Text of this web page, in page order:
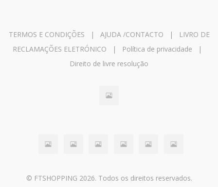
TERMOS E CONDIÇÕES | AJUDA /CONTACTO |
LIVRO DE
RECLAMAÇÕES ELETRÓNICO | Política de privacidade |
Direito de livre resolução
© FTSHOPPING 2026. Todos os direitos reservados.